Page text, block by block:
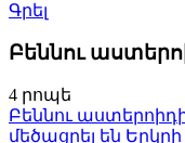
Գրել
Բեննու
4 րոպե
Բեննու
մեծացրել են